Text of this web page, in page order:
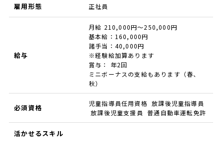
雇用形態 正社員
給与
月給 210,000円～250,000円
基本給：160,000円
諸手当：40,000円
※経験給加算あります
賞与： 年2回
ミニボーナスの支給もあります（春、
秋）
必須資格
児童指導員任用資格 放課後児童指導員
放課後児童支援員 普通自動車運転免許
活かせるスキル